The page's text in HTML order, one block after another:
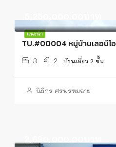
แนะนำ
TU.#00004 หมู่บ้านเลอนีโอ
3 2 บ้านเดี่ยว 2 ชั้น
นิธิกร ศรพรหมฉาย